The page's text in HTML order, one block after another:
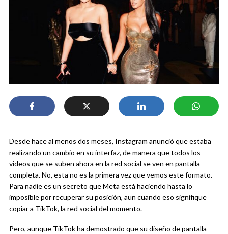
Desde hace al menos dos meses, Instagram anunció que estaba
realizando un cambio en su interfaz, de manera que todos los
videos que se suben ahora en la red social se ven en pantalla
completa. No, esta no es la primera vez que vemos este formato.
Para nadie es un secreto que Meta está haciendo hasta lo
imposible por recuperar su posición, aun cuando eso signifique
copiar a TikTok, la red social del momento.
Pero, aunque TikTok ha demostrado que su diseño de pantalla